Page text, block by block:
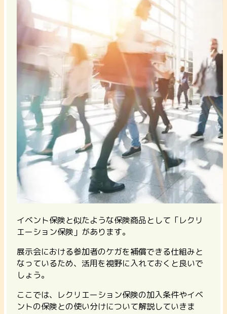
イベント保険と似たような保険商品として「レクリ
エーション保険」があります。
展示会における参加者のケガを補償できる仕組みと
なっているため、活用を視野に入れておくと良いで
しょう。
ここでは、レクリエーション保険の加入条件やイベ
ントの保険との使い分けについて解説していきま